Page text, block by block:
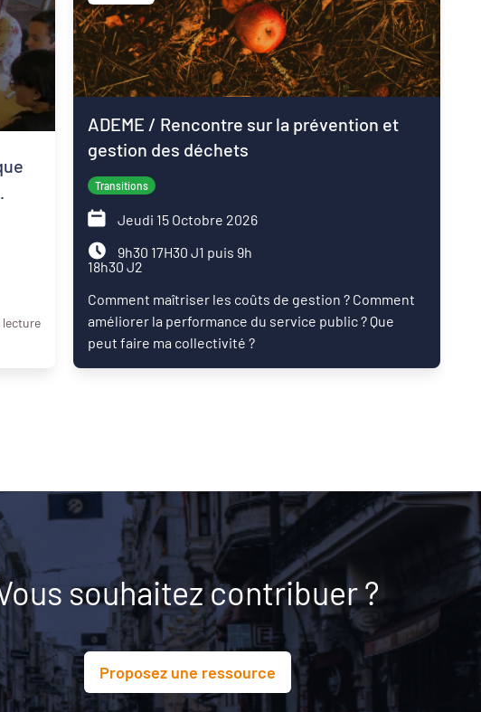
lecture
ADEME / Rencontre sur la prévention et
gestion des déchets
Transitions
Jeudi 15 Octobre 2026
9h30 17H30 J1 puis 9h
18h30 J2
Comment maîtriser les coûts de gestion ? Comment
améliorer la performance du service public ? Que
peut faire ma collectivité ?
souhaitez contribuer ?
Proposez une ressource